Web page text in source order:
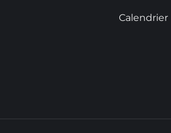
Calendrier